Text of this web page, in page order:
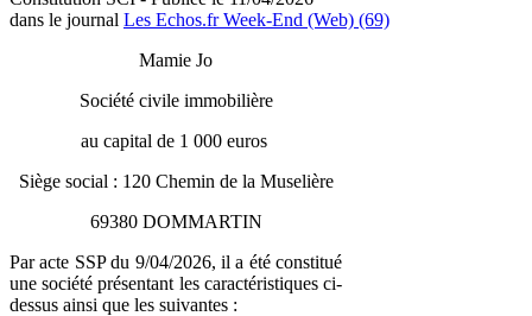
dans le journal Les Echos.fr Week-End (Web) (69)
Mamie Jo
Société civile immobilière
au capital de 1 000 euros
Siège social : 120 Chemin de la Muselière
69380 DOMMARTIN
Par acte SSP du 9/04/2026, il a été constitué
une société présentant les caractéristiques ci-
dessus ainsi que les suivantes :